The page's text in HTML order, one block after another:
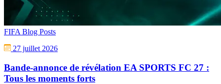
FIFA Blog Posts
27 juillet 2026
Bande-annonce de révélation EA SPORTS FC 27 :
Tous les moments forts